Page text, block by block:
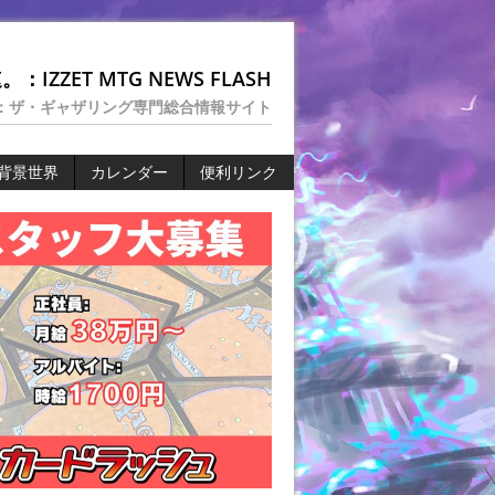
：IZZET MTG NEWS FLASH
ザ・ギャザリング専門総合情報サイト
景世界 カレンダー 便利リンク